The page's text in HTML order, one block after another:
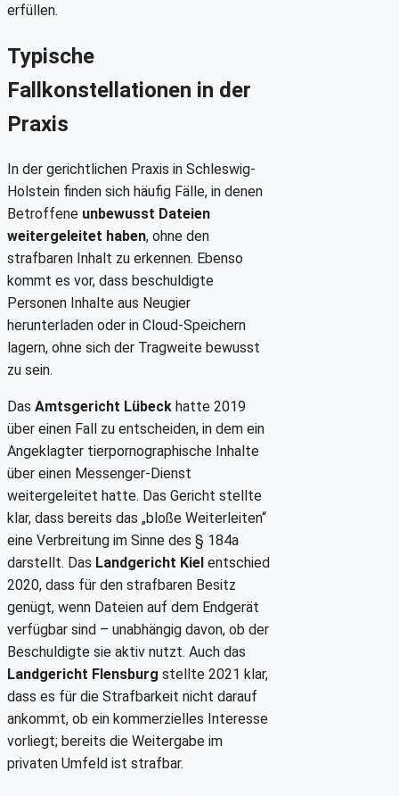
erfüllen.
Typische
Fallkonstellationen in der
Praxis
In der gerichtlichen Praxis in Schleswig-
Holstein finden sich häufig Fälle, in denen
Betroffene unbewusst Dateien
weitergeleitet haben, ohne den
strafbaren Inhalt zu erkennen. Ebenso
kommt es vor, dass beschuldigte
Personen Inhalte aus Neugier
herunterladen oder in Cloud-Speichern
lagern, ohne sich der Tragweite bewusst
zu sein.
Das Amtsgericht Lübeck hatte 2019
über einen Fall zu entscheiden, in dem ein
Angeklagter tierpornographische Inhalte
über einen Messenger-Dienst
weitergeleitet hatte. Das Gericht stellte
klar, dass bereits das „bloße Weiterleiten“
eine Verbreitung im Sinne des § 184a
darstellt. Das Landgericht Kiel entschied
2020, dass für den strafbaren Besitz
genügt, wenn Dateien auf dem Endgerät
verfügbar sind – unabhängig davon, ob der
Beschuldigte sie aktiv nutzt. Auch das
Landgericht Flensburg stellte 2021 klar,
dass es für die Strafbarkeit nicht darauf
ankommt, ob ein kommerzielles Interesse
vorliegt; bereits die Weitergabe im
privaten Umfeld ist strafbar.